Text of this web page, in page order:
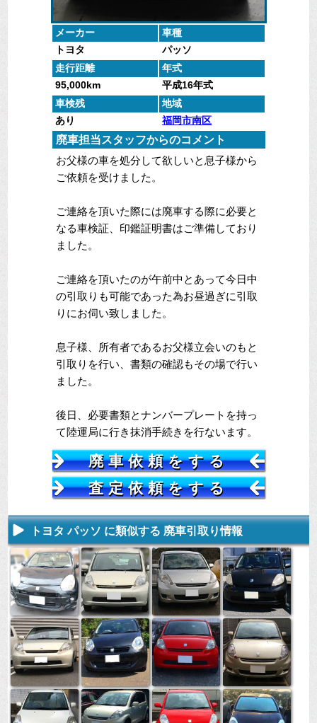
メーカー
車種
トヨタ
パッソ
走行距離
年式
95,000km
平成16年式
車検残
地域
あり
福岡市南区
廃車担当スタッフからのコメント
お父様の車を処分して欲しいと息子様から
ご依頼を受けました。
ご連絡を頂いた際には廃車する際に必要と
なる車検証、印鑑証明書はご準備しており
ました。
ご連絡を頂いたのが午前中とあって今日中
の引取りも可能であった為お昼過ぎに引取
りにお伺い致しました。
息子様、所有者であるお父様立会いのもと
引取りを行い、書類の確認もその場で行い
ました。
後日、必要書類とナンバープレートを持っ
て陸運局に行き抹消手続きを行ないます。
廃車依頼をする
査定依頼をする
トヨタ パッソ に類似する 廃車引取り情報